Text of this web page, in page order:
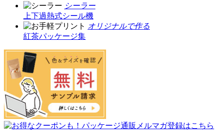
シーラー
上下過熱式シール機
オリジナルで作る
紅茶パッケージ集